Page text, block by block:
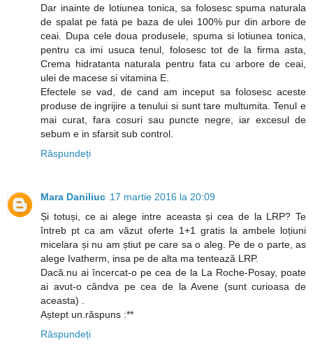
Dar inainte de lotiunea tonica, sa folosesc spuma naturala
de spalat pe fata pe baza de ulei 100% pur din arbore de
ceai. Dupa cele doua produsele, spuma si lotiunea tonica,
pentru ca imi usuca tenul, folosesc tot de la firma asta,
Crema hidratanta naturala pentru fata cu arbore de ceai,
ulei de macese si vitamina E.
Efectele se vad, de cand am inceput sa folosesc aceste
produse de ingrijire a tenului si sunt tare multumita. Tenul e
mai curat, fara cosuri sau puncte negre, iar excesul de
sebum e in sfarsit sub control.
Răspundeți
Mara Daniliuc 17 martie 2016 la 20:09
Și totuși, ce ai alege intre aceasta și cea de la LRP? Te
întreb pt ca am văzut oferte 1+1 gratis la ambele loțiuni
micelara și nu am știut pe care sa o aleg. Pe de o parte, as
alege Ivatherm, insa pe de alta ma tentează LRP.
Dacă.nu ai încercat-o pe cea de la La Roche-Posay, poate
ai avut-o cândva pe cea de la Avene (sunt curioasa de
aceasta) .
Aștept un.răspuns :**
Răspundeți